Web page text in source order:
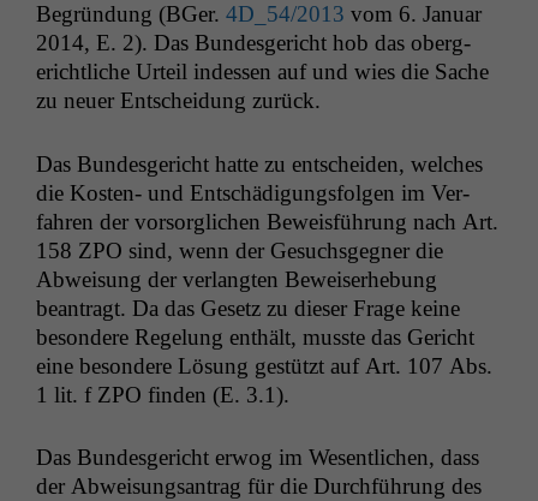
Begrün­dung (BGer. 4D_54/2013 vom 6. Jan­u­ar
2014, E. 2). Das Bun­des­gericht hob das oberg­
erichtliche Urteil indessen auf und wies die Sache
zu neuer Entschei­dung zurück.
Das Bun­des­gericht hat­te zu entschei­den, welch­es
die Kosten- und Entschädi­gungs­fol­gen im Ver­
fahren der vor­sor­glichen Bewe­is­führung nach Art.
158 ZPO sind, wenn der Gesuchs­geg­n­er die
Abweisung der ver­langten Beweis­er­he­bung
beantragt. Da das Gesetz zu dieser Frage keine
beson­dere Regelung enthält, musste das Gericht
eine beson­dere Lösung gestützt auf Art. 107 Abs.
1 lit. f ZPO find­en (E. 3.1).
Das Bun­des­gericht erwog im Wesentlichen, dass
der Abweisungsantrag für die Durch­führung des